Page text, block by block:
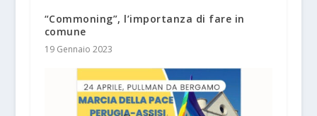
“Commoning”, l’importanza di fare in
comune
19 Gennaio 2023